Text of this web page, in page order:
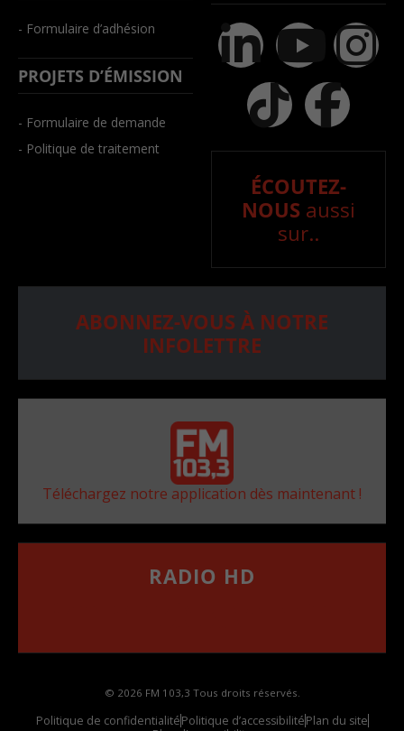
- Formulaire d’adhésion
PROJETS D’ÉMISSION
- Formulaire de demande
- Politique de traitement
ÉCOUTEZ-
NOUS aussi
sur..
ABONNEZ-VOUS À NOTRE
INFOLETTRE
Téléchargez notre application dès maintenant !
RADIO HD
© 2026 FM 103,3 Tous droits réservés.
Politique de confidentialitéPolitique d’accessibilitéPlan du site